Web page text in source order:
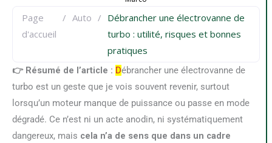
Page
d'accueil
/ Auto / Débrancher une électrovanne de
turbo : utilité, risques et bonnes
pratiques
👉 Résumé de l’article : Débrancher une électrovanne de
turbo est un geste que je vois souvent revenir, surtout
lorsqu’un moteur manque de puissance ou passe en mode
dégradé. Ce n’est ni un acte anodin, ni systématiquement
dangereux, mais cela n’a de sens que dans un cadre